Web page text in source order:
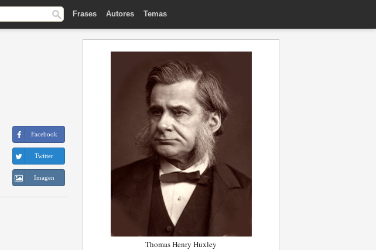
Frases Autores Temas
Facebook
Twitter
Imagen
Thomas Henry Huxley